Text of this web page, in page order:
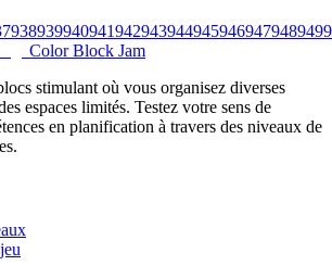
938939940941942943944945946947948949
Color Block Jam
stimulant où vous organisez diverses
espaces limités. Testez votre sens de
en planification à travers des niveaux de